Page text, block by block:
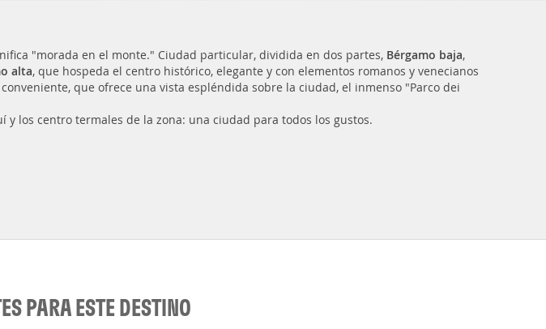
"morada en el monte." Ciudad particular, dividida en dos partes, Bérgamo baja,
alta, que hospeda el centro histórico, elegante y con elementos romanos y venecianos
que ofrece una vista espléndida sobre la ciudad, el inmenso "Parco dei
y los centro termales de la zona: una ciudad para todos los gustos.
PARA ESTE DESTINO